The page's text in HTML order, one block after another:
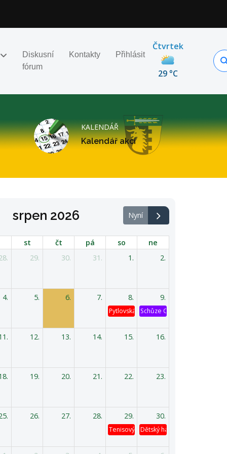
Diskusní
fórum
Kontakty Přihlásit
Čtvrtek
29 °C
KALENDÁŘ
Kalendář akcí
srpen 2026 Nyní
st čt pá so
ne
29. 30. 31. 1. 2.
4. 5. 6. 7. 8.
Pytlovská káď
9.
Schůze OV
12. 13. 14. 15. 16.
19. 20. 21. 22. 23.
26. 27. 28. 29.
Tenisový turnaj
30.
Dětský hasičský výlet